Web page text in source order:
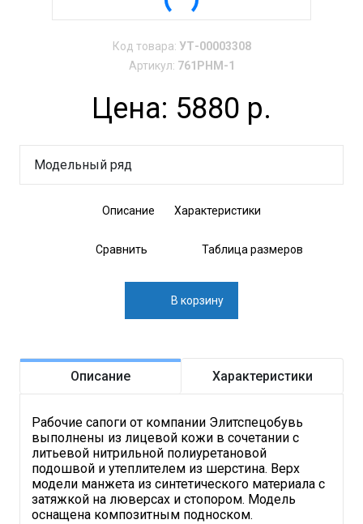
Код товара: УТ-00003308
Артикул: 761РНМ-1
Цена: 5880 р.
Модельный ряд
Описание Характеристики
Сравнить Таблица размеров
В корзину
Описание Характеристики
Рабочие сапоги от компании Элитспецобувь
выполнены из лицевой кожи в сочетании с
литьевой нитрильной полиуретановой
подошвой и утеплителем из шерстина. Верх
модели манжета из синтетического материала с
затяжкой на люверсах и стопором. Модель
оснащена композитным подноском.